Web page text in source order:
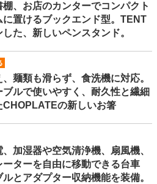
棚、お店のカンターでコンパクト
に置けるブックエンド型。TENT
た、新しいペンスタンド。
麺類も滑らず、食洗機に対応。
ブルで使いやすく、耐久性と繊細
CHOPLATEの新しいお箸
加湿器や空気清浄機、扇風機、
ーターを自由に移動できる台車
とアダプター収納機能を装備。